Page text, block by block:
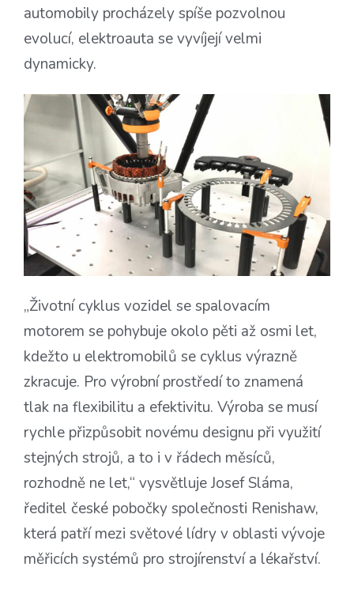
automobily procházely spíše pozvolnou
evolucí, elektroauta se vyvíjejí velmi
dynamicky.
„Životní cyklus vozidel se spalovacím
motorem se pohybuje okolo pěti až osmi let,
kdežto u elektromobilů se cyklus výrazně
zkracuje. Pro výrobní prostředí to znamená
tlak na flexibilitu a efektivitu. Výroba se musí
rychle přizpůsobit novému designu při využití
stejných strojů, a to i v řádech měsíců,
rozhodně ne let,“ vysvětluje Josef Sláma,
ředitel české pobočky společnosti Renishaw,
která patří mezi světové lídry v oblasti vývoje
měřicích systémů pro strojírenství a lékařství.